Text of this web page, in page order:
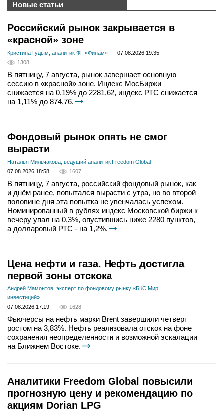
Новые статьи
Российский рынок закрывается в
«красной» зоне
Кристина Гудым, аналитик ФГ «Финам»
07.08.2026 19:35
1308
В пятницу, 7 августа, рынок завершает основную
сессию в «красной» зоне. Индекс МосБиржи
снижается на 0,19% до 2281,62, индекс РТС снижается
на 1,11% до 874,76.
Фондовый рынок опять не смог
вырасти
Наталья Мильчакова, ведущий аналитик Freedom Global
07.08.2026 18:58
1607
В пятницу, 7 августа, российский фондовый рынок, как
и днём ранее, попытался вырасти с утра, но во второй
половине дня эта попытка не увенчалась успехом.
Номинированный в рублях индекс Московской биржи к
вечеру упал на 0,3%, опустившись ниже 2280 пунктов,
а долларовый РТС - на 1,2%.
Цена нефти и газа. Нефть достигла
первой зоны отскока
Андрей Мамонтов, эксперт по фондовому рынку «БКС Мир
инвестиций»
07.08.2026 17:19
1628
Фьючерсы на нефть марки Brent завершили четверг
ростом на 3,83%. Нефть реализовала отскок на фоне
сохранения неопределенности и возможной эскалации
на Ближнем Востоке.
Аналитики Freedom Global повысили
прогнозную цену и рекомендацию по
акциям Dorian LPG